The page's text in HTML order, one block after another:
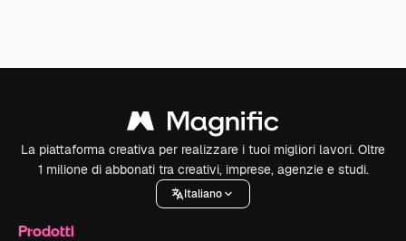
La piattaforma creativa per realizzare i tuoi migliori lavori. Oltre
1 milione di abbonati tra creativi, imprese, agenzie e studi.
Italiano
Prodotti